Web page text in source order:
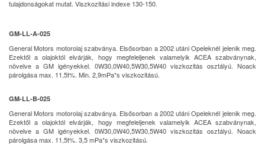
tulajdonságokat mutat. Viszkozitási indexe 130-150.
GM-LL-A-025
General Motors motorolaj szabványa. Elsősorban a 2002 utáni Opeleknél jelenik meg.
Ezektől a olajoktól elvárják, hogy megfeleljenek valamelyik ACEA szabványnak,
növelve a GM igényekkel. 0W30,0W40,5W30,5W40 viszkozitás osztályú. Noack
párolgása max. 11,5t%. Min. 2,9mPa*s viszkozitású.
GM-LL-B-025
General Motors motorolaj szabványa. Elsősorban a 2002 utáni Opeleknél jelenik meg.
Ezektől a olajoktól elvárják, hogy megfeleljenek valamelyik ACEA szabványnak,
növelve a GM igényekkel. 0W30,0W40,5W30,5W40 viszkozitás osztályú. Noack
párolgása max. 11,5t%. 3,5 mPa*s viszkozitású.